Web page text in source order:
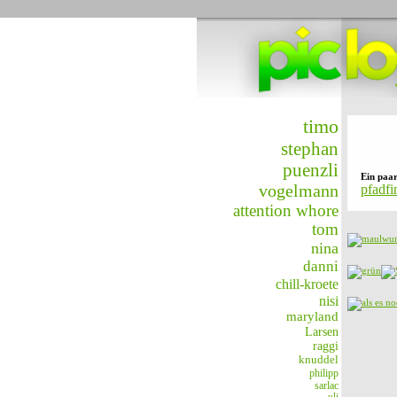
timo
stephan
puenzli
vogelmann
attention whore
tom
nina
danni
chill-kroete
nisi
maryland
Larsen
raggi
knuddel
philipp
sarlac
Ein